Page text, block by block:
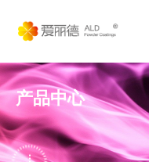
产品中心